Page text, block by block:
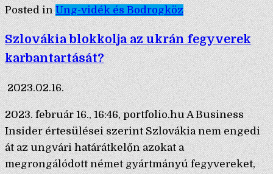
Posted inUng-vidék és Bodrogköz
Szlovákia blokkolja az ukrán fegyverek
karbantartását?
2023.02.16.
2023. február 16., 16:46, portfolio.hu A Business
Insider értesülései szerint Szlovákia nem engedi
át az ungvári határátkelőn azokat a
megrongálódott német gyártmányú fegyvereket,